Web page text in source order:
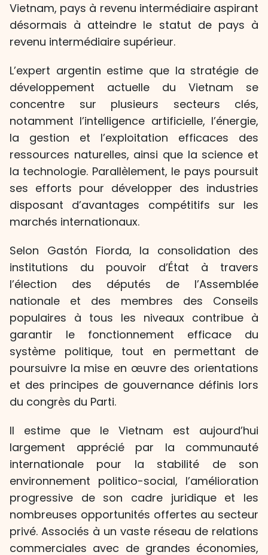
Vietnam, pays à revenu intermédiaire aspirant
désormais à atteindre le statut de pays à
revenu intermédiaire supérieur.
L’expert argentin estime que la stratégie de
développement actuelle du Vietnam se
concentre sur plusieurs secteurs clés,
notamment l’intelligence artificielle, l’énergie,
la gestion et l’exploitation efficaces des
ressources naturelles, ainsi que la science et
la technologie. Parallèlement, le pays poursuit
ses efforts pour développer des industries
disposant d’avantages compétitifs sur les
marchés internationaux.
Selon Gastón Fiorda, la consolidation des
institutions du pouvoir d’État à travers
l’élection des députés de l’Assemblée
nationale et des membres des Conseils
populaires à tous les niveaux contribue à
garantir le fonctionnement efficace du
système politique, tout en permettant de
poursuivre la mise en œuvre des orientations
et des principes de gouvernance définis lors
du congrès du Parti.
Il estime que le Vietnam est aujourd’hui
largement apprécié par la communauté
internationale pour la stabilité de son
environnement politico-social, l’amélioration
progressive de son cadre juridique et les
nombreuses opportunités offertes au secteur
privé. Associés à un vaste réseau de relations
commerciales avec de grandes économies,